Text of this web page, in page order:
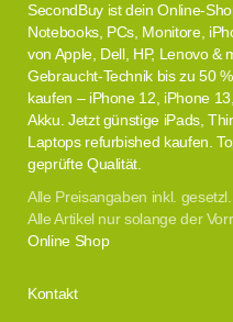
SecondBuy ist dein Online-
Notebooks, PCs, Monitore,
von Apple, Dell, HP, Lenovo &
Gebraucht-Technik bis zu 50
kaufen – iPhone 12, iPhone
Akku. Jetzt günstige iPads,
Laptops refurbished kaufen.
geprüfte Qualität.
Alle Preisangaben inkl.
Alle Artikel nur solange der
Online Shop
Kontakt